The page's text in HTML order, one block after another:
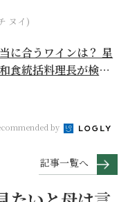
ヌイ)
に合うワインは？ 星
食統括料理長が検証
by
記事一覧へ